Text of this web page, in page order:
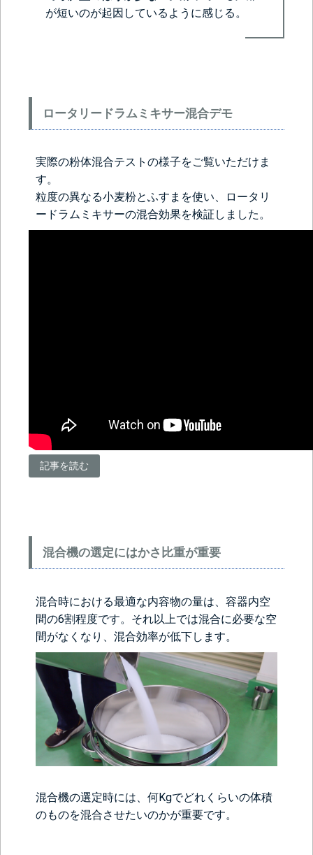
が短いのが起因しているように感じる。
ロータリードラムミキサー混合デモ
実際の粉体混合テストの様子をご覧いただけま
す。
粒度の異なる小麦粉とふすまを使い、ロータリ
ードラムミキサーの混合効果を検証しました。
記事を読む
混合機の選定にはかさ比重が重要
混合時における最適な内容物の量は、容器内空
間の6割程度です。それ以上では混合に必要な空
間がなくなり、混合効率が低下します。
混合機の選定時には、何Kgでどれくらいの体積
のものを混合させたいのかが重要です。